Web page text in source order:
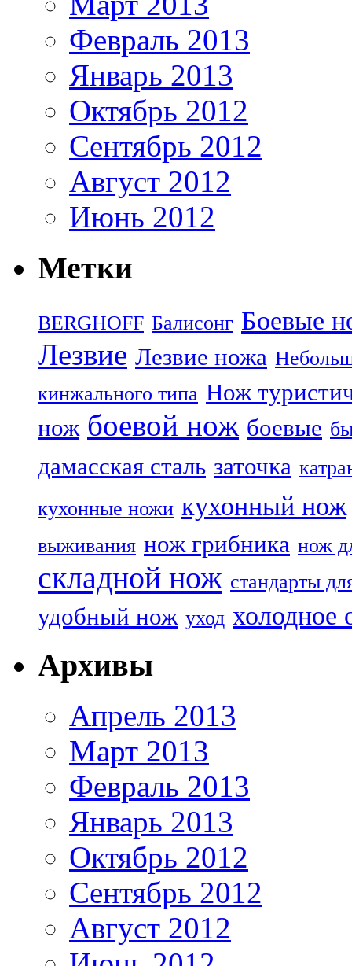
Февраль 2013
Январь 2013
Октябрь 2012
Сентябрь 2012
Август 2012
Июнь 2012
Метки
BERGHOFF Балисонг Боевые
Лезвие Лезвие ножа
кинжального типа Нож
нож боевой нож боевые
дамасская сталь заточка
кухонные ножи кухонный нож
выживания нож грибника нож
складной нож стандарты
удобный нож уход холодное
Архивы
Апрель 2013
Март 2013
Февраль 2013
Январь 2013
Октябрь 2012
Сентябрь 2012
Август 2012